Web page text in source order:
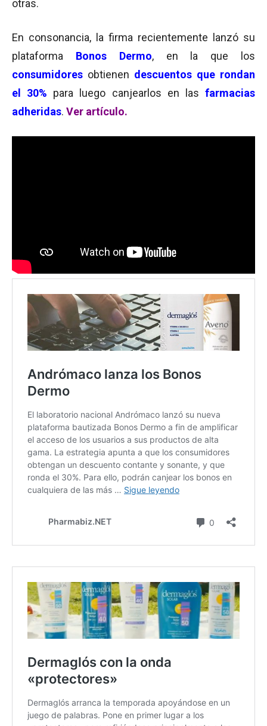
otras.
En consonancia, la firma recientemente lanzó su
plataforma Bonos Dermo, en la que los
consumidores obtienen descuentos que rondan
el 30% para luego canjearlos en lasfarmacias
adheridas. Ver artículo.